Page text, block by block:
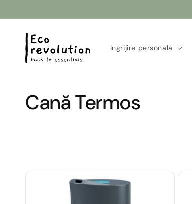
Ingrijire personala
C
e
Cană Termos